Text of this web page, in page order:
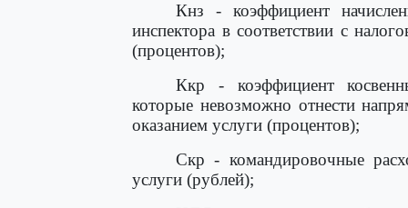
Кнз - коэффициент
инспектора в соответствии с
(процентов);
Ккр - коэффициент
которые невозможно отнести
оказанием услуги (процентов);
Скр - командировочные
услуги (рублей);